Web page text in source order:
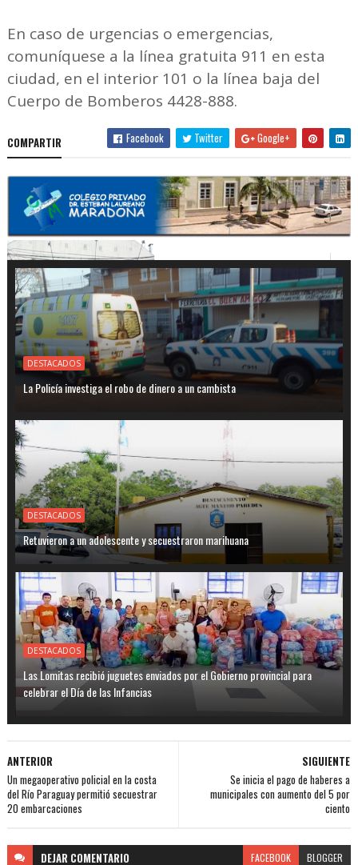
En caso de urgencias o emergencias,
comuníquese a la línea gratuita 911 en esta
ciudad, en el interior 101 o la línea baja del
Cuerpo de Bomberos 4428-888.
COMPARTIR Facebook Twitter Google+
DESTACADOS
La Policía investiga el robo de dinero a un cambista
DESTACADOS
Retuvieron a un adolescente y secuestraron marihuana
DESTACADOS
Las Lomitas recibió juguetes enviados por el Gobierno provincial para
celebrar el Día de las Infancias
SIGUIENTE
Se inicia el pago de haberes a
municipales con aumento del 5 por
ciento
ANTERIOR
Un megaoperativo policial en la costa
del Río Paraguay permitió secuestrar
20 embarcaciones
DEJAR COMENTARIO FACEBOOK BLOGGER